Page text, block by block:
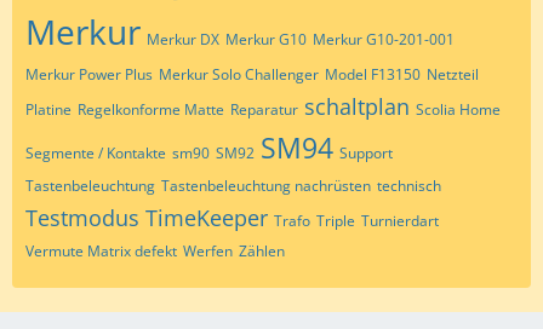
Merkur Merkur DX Merkur G10 Merkur G10-201-001
Merkur Power Plus Merkur Solo Challenger Model F13150 Netzteil
Platine Regelkonforme Matte Reparatur schaltplan Scolia Home
Segmente / Kontakte sm90 SM92 SM94 Support
Tastenbeleuchtung Tastenbeleuchtung nachrüsten technisch
Testmodus TimeKeeper Trafo Triple Turnierdart
Vermute Matrix defekt Werfen Zählen